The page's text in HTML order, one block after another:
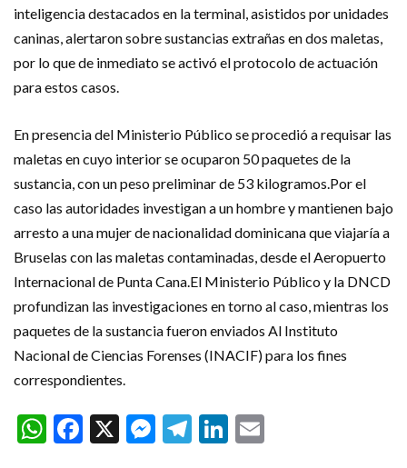
inteligencia destacados en la terminal, asistidos por unidades
caninas, alertaron sobre sustancias extrañas en dos maletas,
por lo que de inmediato se activó el protocolo de actuación
para estos casos.
En presencia del Ministerio Público se procedió a requisar las
maletas en cuyo interior se ocuparon 50 paquetes de la
sustancia, con un peso preliminar de 53 kilogramos.Por el
caso las autoridades investigan a un hombre y mantienen bajo
arresto a una mujer de nacionalidad dominicana que viajaría a
Bruselas con las maletas contaminadas, desde el Aeropuerto
Internacional de Punta Cana.El Ministerio Público y la DNCD
profundizan las investigaciones en torno al caso, mientras los
paquetes de la sustancia fueron enviados Al Instituto
Nacional de Ciencias Forenses (INACIF) para los fines
correspondientes.
WhatsApp
Facebook
X Messenger
Telegram
LinkedIn